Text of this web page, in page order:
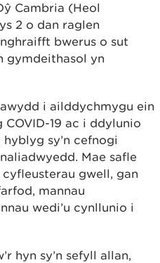
Cambria (Heol
2 o dan raglen
bwerus o sut
gymdeithasol yn
i ailddychmygu ein
19 ac i ddylunio
sy’n cefnogi
Mae safle
gwell, gan
mannau
wedi’u cynllunio i
hyn sy’n sefyll allan,